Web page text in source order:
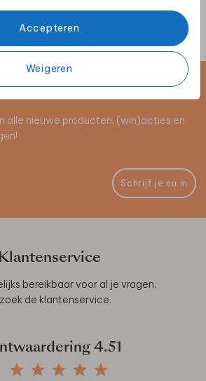
Accepteren
Weigeren
de nieuwsbrief
alle nieuwe producten, (win)acties en
Schrijf je nu in
Klantenservice
bereikbaar voor al je vragen,
de klantenservice.
4.51